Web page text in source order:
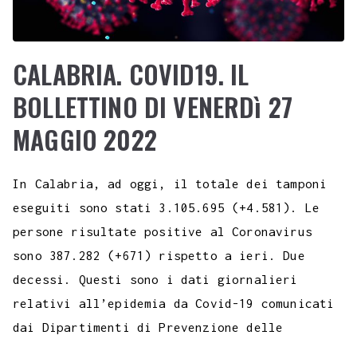
CALABRIA. COVID19. IL
BOLLETTINO DI VENERDì 27
MAGGIO 2022
In Calabria, ad oggi, il totale dei tamponi
eseguiti sono stati 3.105.695 (+4.581). Le
persone risultate positive al Coronavirus
sono 387.282 (+671) rispetto a ieri. Due
decessi. Questi sono i dati giornalieri
relativi all’epidemia da Covid-19 comunicati
dai Dipartimenti di Prevenzione delle